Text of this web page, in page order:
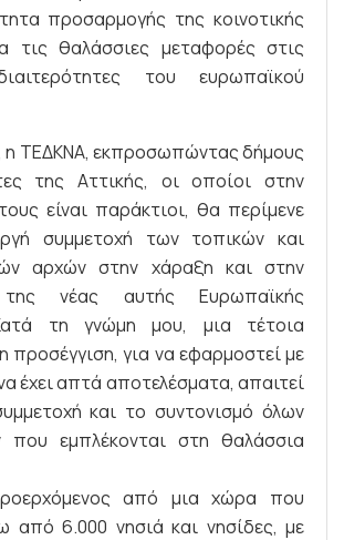
προσαρμογής της κοινοτικής
τις θαλάσσιες μεταφορές στις
του ευρωπαϊκού
η ΤΕΔΚΝΑ, εκπροσωπώντας δήμους
της Αττικής, οι οποίοι στην
είναι παράκτιοι, θα περίμενε
συμμετοχή των τοπικών και
αρχών στην χάραξη και στην
της νέας αυτής Ευρωπαϊκής
τη γνώμη μου, μια τέτοια
προσέγγιση, για να εφαρμοστεί με
έχει απτά αποτελέσματα, απαιτεί
και το συντονισμό όλων
εμπλέκονται στη θαλάσσια
από μια χώρα που
από 6.000 νησιά και νησίδες, με